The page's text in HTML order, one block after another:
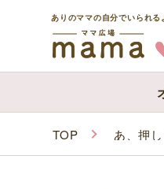
ありのママの自分でいられ
TOP あ、押